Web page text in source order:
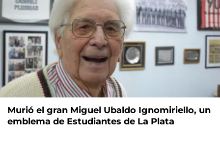
Murió el gran Miguel Ubaldo Ignomiriello, un
emblema de Estudiantes de La Plata